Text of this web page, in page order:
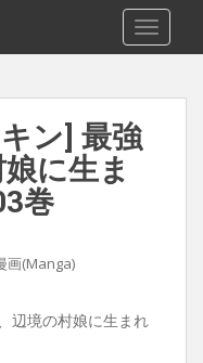
ン] 最強
に生ま
巻
画(Manga)
辺境の村娘に生まれ